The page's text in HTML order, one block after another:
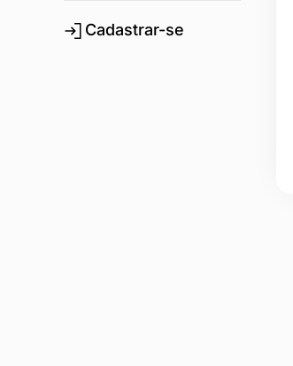
Cadastrar-se